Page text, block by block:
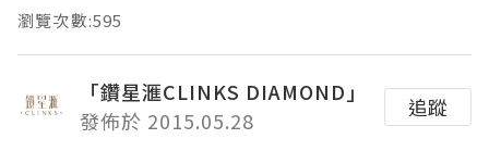
瀏覽次數:595
「鑽星滙CLINKS DIAMOND」
發佈於 2015.05.28
追蹤